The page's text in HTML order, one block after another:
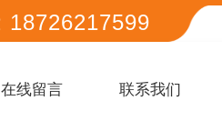
18726217599
在线留言 联系我们